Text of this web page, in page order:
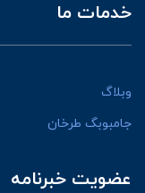
خدمات ما
وبلاگ
جامبوبگ طرخان
عضویت خبرنامه